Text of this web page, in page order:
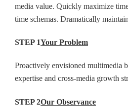
media value. Quickly maximize
time schemas. Dramatically
STEP 1Your Problem
Proactively envisioned multimedia
expertise and cross-media growth
STEP 2Our Observance